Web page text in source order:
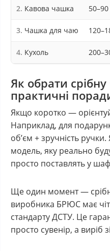
Кавова чашка
Чашка для чаю
Кухоль
Як обрати
практичні
Якщо коротко —
Наприклад, для
об’єм + зручність
модель, яку реально
просто поставлять у
Ще один момент —
виробника БРЮС має
стандарту ДСТУ. Це
просто сувенір, а виріб